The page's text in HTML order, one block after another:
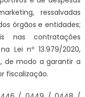
ressalvadas
órgãos e entidades;
nas contratações
Lei nº 13.979/2020,
de modo a garantir a
fiscalização.